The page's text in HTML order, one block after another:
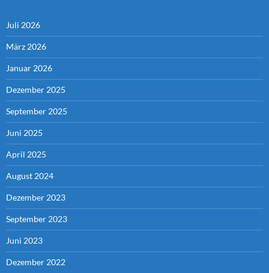
Juli 2026
März 2026
Januar 2026
Dezember 2025
September 2025
Juni 2025
April 2025
August 2024
Dezember 2023
September 2023
Juni 2023
Dezember 2022